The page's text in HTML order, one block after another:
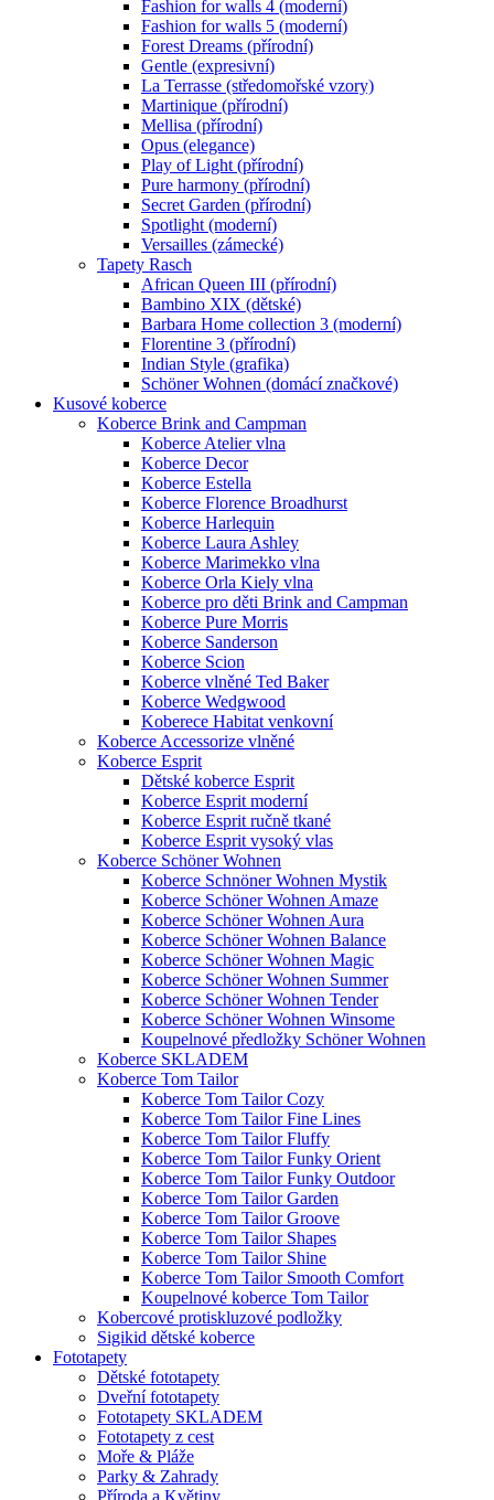
Fashion for walls 4 (moderní)
Fashion for walls 5 (moderní)
Forest Dreams (přírodní)
Gentle (expresivní)
La Terrasse (středomořské vzory)
Martinique (přírodní)
Mellisa (přírodní)
Opus (elegance)
Play of Light (přírodní)
Pure harmony (přírodní)
Secret Garden (přírodní)
Spotlight (moderní)
Versailles (zámecké)
Tapety Rasch
African Queen III (přírodní)
Bambino XIX (dětské)
Barbara Home collection 3 (moderní)
Florentine 3 (přírodní)
Indian Style (grafika)
Schöner Wohnen (domácí značkové)
Kusové koberce
Koberce Brink and Campman
Koberce Atelier vlna
Koberce Decor
Koberce Estella
Koberce Florence Broadhurst
Koberce Harlequin
Koberce Laura Ashley
Koberce Marimekko vlna
Koberce Orla Kiely vlna
Koberce pro děti Brink and Campman
Koberce Pure Morris
Koberce Sanderson
Koberce Scion
Koberce vlněné Ted Baker
Koberce Wedgwood
Koberece Habitat venkovní
Koberce Accessorize vlněné
Koberce Esprit
Dětské koberce Esprit
Koberce Esprit moderní
Koberce Esprit ručně tkané
Koberce Esprit vysoký vlas
Koberce Schöner Wohnen
Koberce Schnöner Wohnen Mystik
Koberce Schöner Wohnen Amaze
Koberce Schöner Wohnen Aura
Koberce Schöner Wohnen Balance
Koberce Schöner Wohnen Magic
Koberce Schöner Wohnen Summer
Koberce Schöner Wohnen Tender
Koberce Schöner Wohnen Winsome
Koupelnové předložky Schöner Wohnen
Koberce SKLADEM
Koberce Tom Tailor
Koberce Tom Tailor Cozy
Koberce Tom Tailor Fine Lines
Koberce Tom Tailor Fluffy
Koberce Tom Tailor Funky Orient
Koberce Tom Tailor Funky Outdoor
Koberce Tom Tailor Garden
Koberce Tom Tailor Groove
Koberce Tom Tailor Shapes
Koberce Tom Tailor Shine
Koberce Tom Tailor Smooth Comfort
Koupelnové koberce Tom Tailor
Kobercové protiskluzové podložky
Sigikid dětské koberce
Fototapety
Dětské fototapety
Dveřní fototapety
Fototapety SKLADEM
Fototapety z cest
Moře & Pláže
Parky & Zahrady
Příroda a Květiny